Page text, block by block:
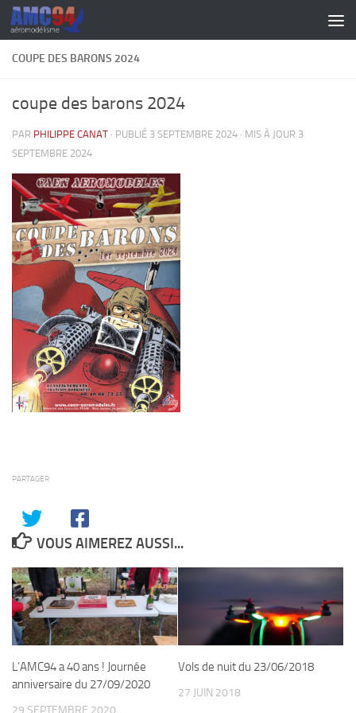
Skip to content
COUPE DES BARONS 2024
coupe des barons 2024
PAR PHILIPPE CANAT · PUBLIÉ 3 SEPTEMBRE 2024 · MIS À JOUR 3
SEPTEMBRE 2024
PARTAGER
VOUS AIMEREZ AUSSI...
L’AMC94 a 40 ans ! Journée
anniversaire du 27/09/2020
29 SEPTEMBRE 2020
Vols de nuit du 23/06/2018
27 JUIN 2018